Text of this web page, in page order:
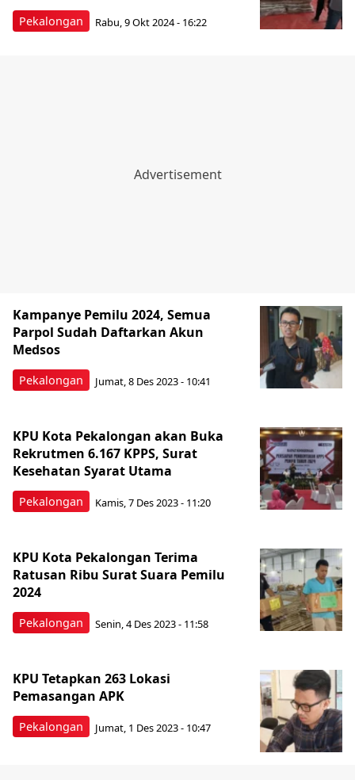
Pekalongan Rabu, 9 Okt 2024 - 16:22
Pekalongan
Kampanye Pemilu 2024, Semua
Parpol Sudah Daftarkan Akun
Medsos
Jumat, 8 Des 2023 - 10:41
Pekalongan
KPU Kota Pekalongan akan Buka
Rekrutmen 6.167 KPPS, Surat
Kesehatan Syarat Utama
Kamis, 7 Des 2023 - 11:20
Pekalongan
KPU Kota Pekalongan Terima
Ratusan Ribu Surat Suara Pemilu
2024
Senin, 4 Des 2023 - 11:58
Pekalongan
KPU Tetapkan 263 Lokasi
Pemasangan APK
Jumat, 1 Des 2023 - 10:47